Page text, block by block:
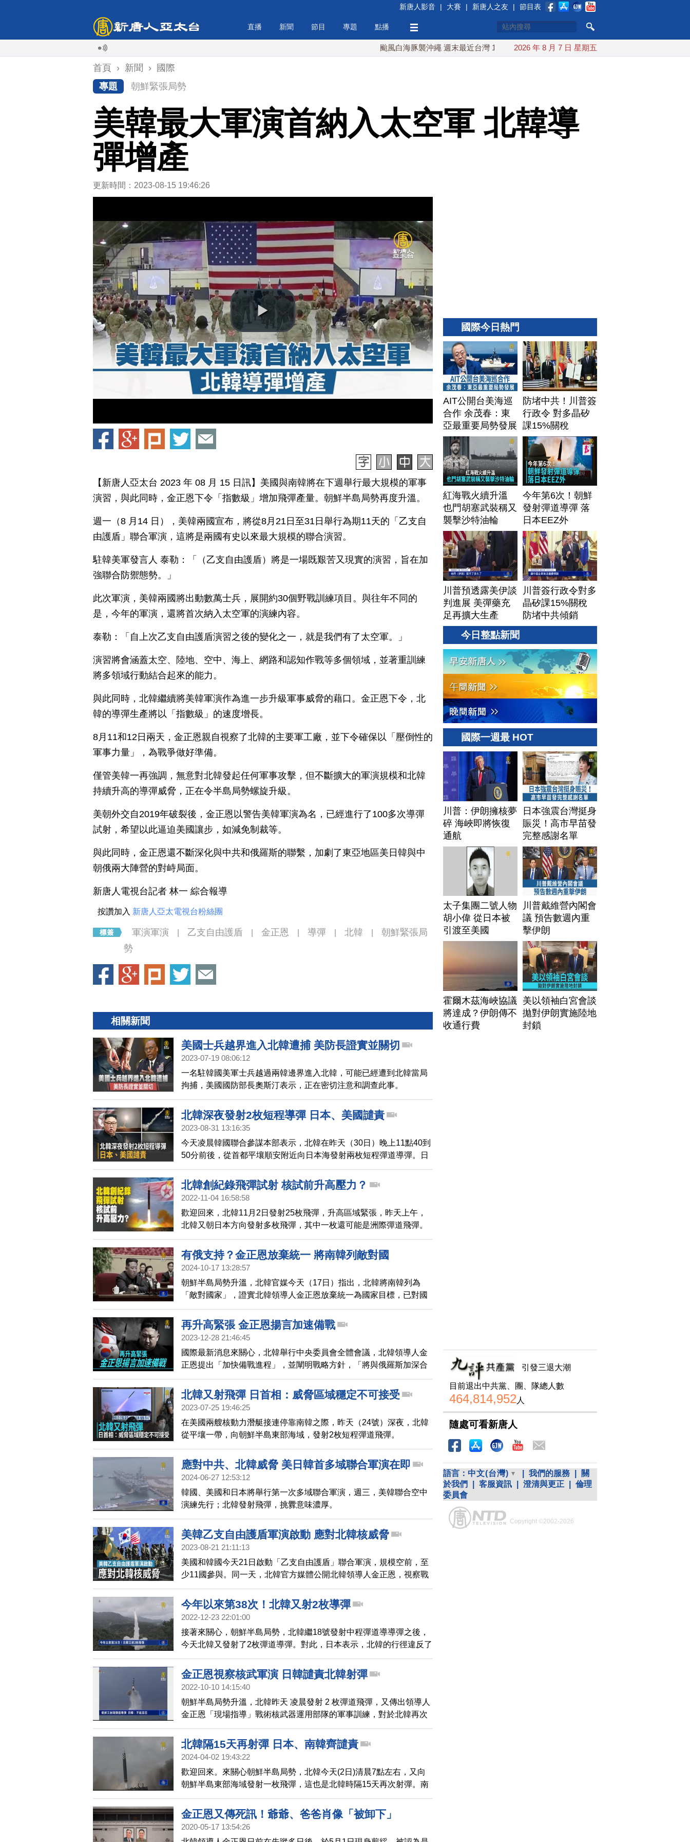
新唐人影音 | 大賽 | 新唐人之友 | 節目表
直播 新聞 節目 專題 點播
颱風白海豚襲沖繩 週末最近台灣 10日登陸浙江 川普預透露美伊談判進展 美彈藥充足再擴大生
2026 年 8 月 7 日 星期五
首頁 › 新聞 ›
國際
專題
朝鮮緊張局勢
美韓最大軍演首納入太空軍 北韓導
彈增產
更新時間：2023-08-15 19:46:26
【新唐人亞太台 2023 年 08 月 15 日訊】美國與南韓將在下週舉行最大規模的軍事
演習，與此同時，金正恩下令「指數級」增加飛彈產量。朝鮮半島局勢再度升溫。
週一（8 月14 日），美韓兩國宣布，將從8月21日至31日舉行為期11天的「乙支自
由護盾」聯合軍演，這將是兩國有史以來最大規模的聯合演習。
駐韓美軍發言人 泰勒：「（乙支自由護盾）將是一場既艱苦又現實的演習，旨在加
強聯合防禦態勢。」
此次軍演，美韓兩國將出動數萬士兵，展開約30個野戰訓練項目。與往年不同的
是，今年的軍演，還將首次納入太空軍的演練內容。
泰勒：「自上次乙支自由護盾演習之後的變化之一，就是我們有了太空軍。」
演習將會涵蓋太空、陸地、空中、海上、網路和認知作戰等多個領域，並著重訓練
將多領域行動結合起來的能力。
與此同時，北韓繼續將美韓軍演作為進一步升級軍事威脅的藉口。金正恩下令，北
韓的導彈生產將以「指數級」的速度增長。
8月11和12日兩天，金正恩親自視察了北韓的主要軍工廠，並下令確保以「壓倒性的
軍事力量」，為戰爭做好準備。
僅管美韓一再強調，無意對北韓發起任何軍事攻擊，但不斷擴大的軍演規模和北韓
持續升高的導彈威脅，正在令半島局勢螺旋升級。
美朝外交自2019年破裂後，金正恩以警告美韓軍演為名，已經進行了100多次導彈
試射，希望以此逼迫美國讓步，如減免制裁等。
與此同時，金正恩還不斷深化與中共和俄羅斯的聯繫，加劇了東亞地區美日韓與中
朝俄兩大陣營的對峙局面。
新唐人電視台記者 林一 綜合報導
按讚加入 新唐人亞太電視台粉絲團
軍演軍演 乙支自由護盾 金正恩 導彈 北韓
朝鮮緊張局
勢
相關新聞
美國士兵越界進入北韓遭捕 美防長證實並關切
2023-07-19 08:06:12
一名駐韓國美軍士兵越過兩韓邊界進入北韓，可能已經遭到北韓當局
拘捕，美國國防部長奧斯汀表示，正在密切注意和調查此事。
北韓深夜發射2枚短程導彈 日本、美國譴責
2023-08-31 13:16:35
今天凌晨韓國聯合參謀本部表示，北韓在昨天（30日）晚上11點40到
50分前後，從首都平壤順安附近向日本海發射兩枚短程彈道導彈。日
本防衛省表示，導彈落在北韓東岸附近，推斷位於日本專屬經濟區
外。
北韓創紀錄飛彈試射 核試前升高壓力？
2022-11-04 16:58:58
歡迎回來，北韓11月2日發射25枚飛彈，升高區域緊張，昨天上午，
北韓又朝日本方向發射多枚飛彈，其中一枚還可能是洲際彈道飛彈。
面對北韓的接連挑釁，韓國和美國，決定延長原定4號截止的聯合軍
演。而專家認為，北韓新一輪核試驗很可能已在準備中。
有俄支持？金正恩放棄統一 將南韓列敵對國
2024-10-17 13:28:57
朝鮮半島局勢升溫，北韓官媒今天（17日）指出，北韓將南韓列為
「敵對國家」，證實北韓領導人金正恩放棄統一為國家目標，已對國
家憲法進行了修正。與此同時，俄羅斯還放話，要在北韓被侵略時提
供軍援。
再升高緊張 金正恩揚言加速備戰
2023-12-28 21:46:45
國際最新消息來關心，北韓舉行中央委員會全體會議，北韓領導人金
正恩提出「加快備戰進程」，並闡明戰略方針，「將與俄羅斯加深合
作以對抗美國」。雖然美日韓三國政府都尚未回應，不過因為先前北
韓頻頻發射飛彈，美日韓三國已經在這個月中啟動系統，共享對北韓
發射飛彈的即時訊息。
北韓又射飛彈 日首相：威脅區域穩定不可接受
2023-07-25 19:46:25
在美國兩艘核動力潛艇接連停靠南韓之際，昨天（24號）深夜，北韓
從平壤一帶，向朝鮮半島東部海域，發射2枚短程彈道飛彈。
應對中共、北韓威脅 美日韓首多域聯合軍演在即
2024-06-27 12:53:12
韓國、美國和日本將舉行第一次多域聯合軍演，週三，美韓聯合空中
演練先行；北韓發射飛彈，挑釁意味濃厚。
美韓乙支自由護盾軍演啟動 應對北韓核威脅
2023-08-21 21:11:13
美國和韓國今天21日啟動「乙支自由護盾」聯合軍演，規模空前，至
少11國參與。同一天，北韓官方媒體公開北韓領導人金正恩，視察戰
略巡弋導彈試射的消息，互別苗頭意味濃厚。
今年以來第38次！北韓又射2枚導彈
2022-12-23 22:01:00
接著來關心，朝鮮半島局勢，北韓繼18號發射中程彈道導導彈之後，
今天北韓又發射了2枚彈道導彈。對此，日本表示，北韓的行徑違反了
安理會的決議，日本已經透過駐北京大使館向北韓提出抗議，並表達
強烈譴責。
金正恩視察核武軍演 日韓譴責北韓射彈
2022-10-10 14:15:40
朝鮮半島局勢升溫，北韓昨天 凌晨發射 2 枚彈道飛彈，又傳出領導人
金正恩「現場指導」戰術核武器運用部隊的軍事訓練，對於北韓再次
挑釁，日本表示不會一再容忍，南韓則強調加強韓美日三邊安全合
作。
北韓隔15天再射彈 日本、南韓齊譴責
2024-04-02 19:43:22
歡迎回來。來關心朝鮮半島局勢，北韓今天(2日)清晨7點左右，又向
朝鮮半島東部海域發射一枚飛彈，這也是北韓時隔15天再次射彈。南
韓軍方表示，該枚飛彈為中遠程彈道飛彈，初步研判，北韓可能進行
了高超音速武器試射，但有專家指出，可能以失敗收場。日本方面表
示，飛彈已落入日本專屬經濟區之外。日本首相岸田文雄譴責表示，
金正恩又傳死訊！爺爺、爸爸肖像「被卸下」
2020-05-17 13:54:26
國際今日熱門
AIT公開台美海巡
合作 余茂春：東
亞最重要局勢發展
防堵中共！川普簽
行政令 對多晶矽
課15%關稅
紅海戰火續升溫
也門胡塞武裝稱又
襲擊沙特油輪
今年第6次！朝鮮
發射彈道導彈 落
日本EEZ外
川普預透露美伊談
判進展 美彈藥充
足再擴大生產
川普簽行政令對多
晶矽課15%關稅
防堵中共傾銷
今日整點新聞
國際一週最 HOT
川普：伊朗擁核夢
碎 海峽即將恢復
通航
日本強震台灣挺身
賑災！高市早苗發
完整感謝名單
太子集團二號人物
胡小偉 從日本被
引渡至美國
川普戴維營內閣會
議 預告數週內重
擊伊朗
霍爾木茲海峽協議
將達成？伊朗傳不
收通行費
美以領袖白宮會談
拋對伊朗實施陸地
封鎖
引發三退大潮
目前退出中共黨、團、隊總人數
464,814,952 人
隨處可看新唐人
語言： 中文(台灣) 我們的服務
關
於我們
客服資訊 澄清與更正
倫理
委員會
Copyright ©2002-2026